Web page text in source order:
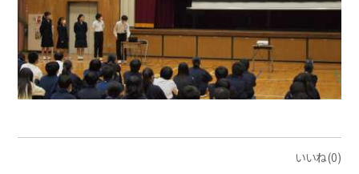
いいね(0)